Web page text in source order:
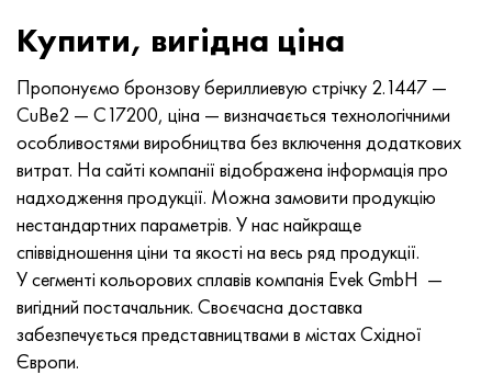
Купити, вигідна ціна
Пропонуємо бронзову бериллиевую стрічку 2.1447 —
CuBe2 — C17200, ціна — визначається технологічними
особливостями виробництва без включення додаткових
витрат. На сайті компанії відображена інформація про
надходження продукції. Можна замовити продукцію
нестандартних параметрів. У нас найкраще
співвідношення ціни та якості на весь ряд продукції.
У сегменті кольорових сплавів компанія Evek GmbH —
вигідний постачальник. Своєчасна доставка
забезпечується представництвами в містах Східної
Європи.
Хастеллой b3
Хастеллой c4
Хастеллой c22
Хастеллой C-276
Хастеллой C2000
Хастеллой 3
Хастеллой x
40Г, 40Mn4, aisi 1035
38ХМ, 42CrMo4, aisi 1.7225
40ХН, 36NiCr6, aisi 3135
40ХФА, 1.7223, aisi 4142
45Х, 45h, 1.7035
45ХН2МФА, k2425, 45hnmf
А40Г, 44smn28, 1.0762, 46s20